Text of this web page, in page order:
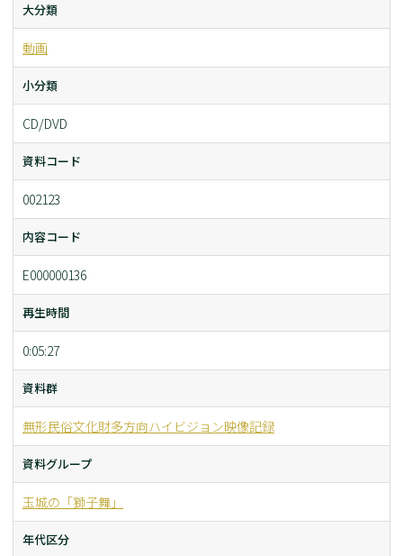
大分類
動画
小分類
CD/DVD
資料コード
002123
内容コード
E000000136
再生時間
0:05:27
資料群
無形民俗文化財多方向ハイビジョン映像記録
資料グループ
玉城の「獅子舞」
年代区分